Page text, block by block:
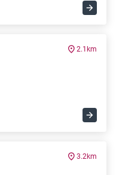
2.1km
3.2km